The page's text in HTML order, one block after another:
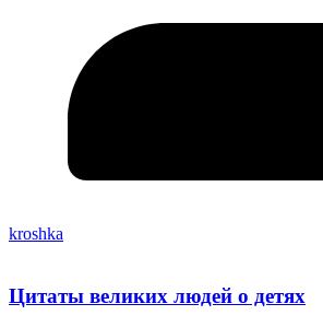
kroshka
Цитаты великих людей о детях